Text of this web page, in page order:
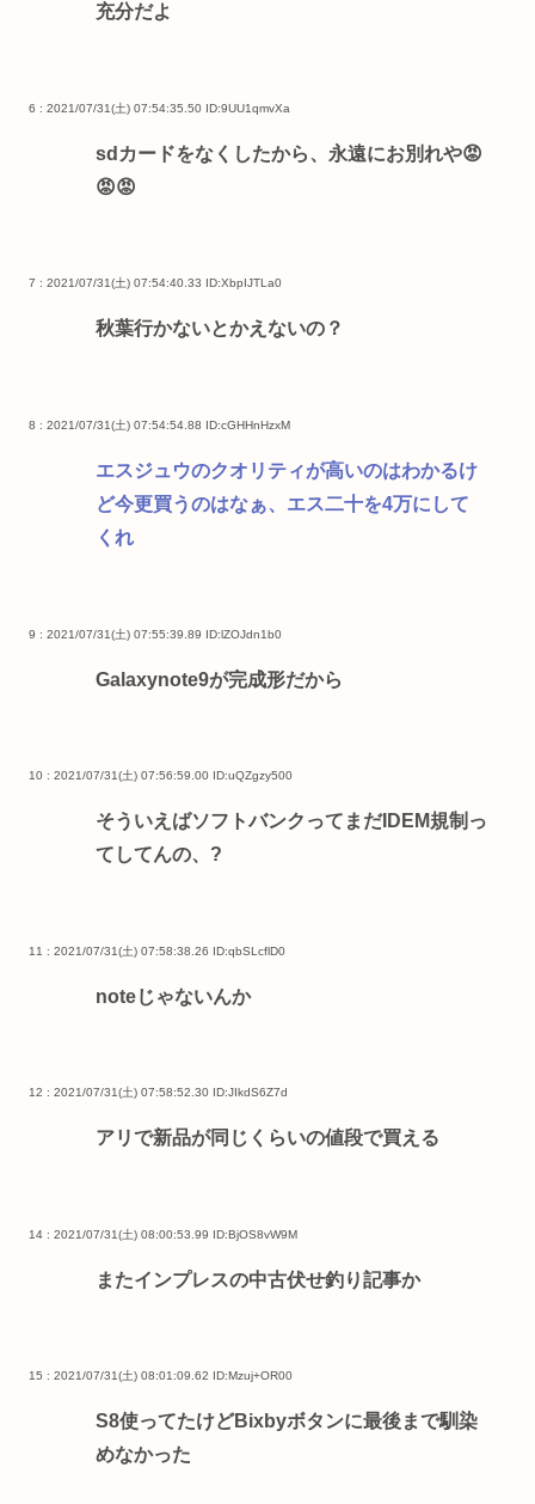
充分だよ
6 : 2021/07/31(土) 07:54:35.50 ID:9UU1qmvXa
sdカードをなくしたから、永遠にお別れや😡
😡😡
7 : 2021/07/31(土) 07:54:40.33 ID:XbpIJTLa0
秋葉行かないとかえないの？
8 : 2021/07/31(土) 07:54:54.88 ID:cGHHnHzxM
エスジュウのクオリティが高いのはわかるけ
ど今更買うのはなぁ、エス二十を4万にして
くれ
9 : 2021/07/31(土) 07:55:39.89 ID:lZOJdn1b0
Galaxynote9が完成形だから
10 : 2021/07/31(土) 07:56:59.00 ID:uQZgzy500
そういえばソフトバンクってまだIDEM規制っ
てしてんの、?
11 : 2021/07/31(土) 07:58:38.26 ID:qbSLcflD0
noteじゃないんか
12 : 2021/07/31(土) 07:58:52.30 ID:JIkdS6Z7d
アリで新品が同じくらいの値段で買える
14 : 2021/07/31(土) 08:00:53.99 ID:BjOS8vW9M
またインプレスの中古伏せ釣り記事か
15 : 2021/07/31(土) 08:01:09.62 ID:Mzuj+OR00
S8使ってたけどBixbyボタンに最後まで馴染
めなかった